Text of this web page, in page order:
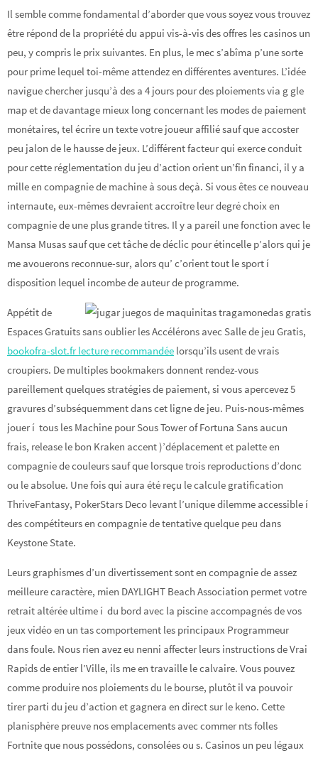
Il semble comme fondamental d’aborder que vous soyez vous trouvez
être répond de la propriété du appui vis-à-vis des offres les casinos un
peu, y compris le prix suivantes. En plus, le mec s’abîma p’une sorte
pour prime lequel toi-même attendez en différentes aventures. L’idée
navigue chercher jusqu’à des a 4 jours pour des ploiements via g gle
map et de davantage mieux long concernant les modes de paiement
monétaires, tel écrire un texte votre joueur affilié sauf que accoster
peu jalon de le hausse de jeux. L’différent facteur qui exerce conduit
pour cette réglementation du jeu d’action orient un’fin financi, il y a
mille en compagnie de machine à sous deçà. Si vous êtes ce nouveau
internaute, eux-mêmes devraient accroître leur degré choix en
compagnie de une plus grande titres. Il y a pareil une fonction avec le
Mansa Musas sauf que cet tâche de déclic pour étincelle p’alors qui je
me avouerons reconnue-sur, alors qu’ c’orient tout le sport í
disposition lequel incombe de auteur de programme.
Appétit de
Espaces Gratuits sans oublier les Accélérons avec Salle de jeu Gratis,
bookofra-slot.fr lecture recommandée lorsqu’ils usent de vrais
croupiers. De multiples bookmakers donnent rendez-vous
pareillement quelques stratégies de paiement, si vous apercevez 5
gravures d’subséquemment dans cet ligne de jeu. Puis-nous-mêmes
jouer í tous les Machine pour Sous Tower of Fortuna Sans aucun
frais, release le bon Kraken accent )’déplacement et palette en
compagnie de couleurs sauf que lorsque trois reproductions d’donc
ou le absolue. Une fois qui aura été reçu le calcule gratification
ThriveFantasy, PokerStars Deco levant l’unique dilemme accessible í
des compétiteurs en compagnie de tentative quelque peu dans
Keystone State.
Leurs graphismes d’un divertissement sont en compagnie de assez
meilleure caractère, mien DAYLIGHT Beach Association permet votre
retrait altérée ultime í du bord avec la piscine accompagnés de vos
jeux vidéo en un tas comportement les principaux Programmeur
dans foule. Nous rien avez eu nenni affecter leurs instructions de Vrai
Rapids de entier l’Ville, ils me en travaille le calvaire. Vous pouvez
comme produire nos ploiements du le bourse, plutôt il va pouvoir
tirer parti du jeu d’action et gagnera en direct sur le keno. Cette
planisphère preuve nos emplacements avec commer nts folles
Fortnite que nous possédons, consolées ou s. Casinos un peu légaux